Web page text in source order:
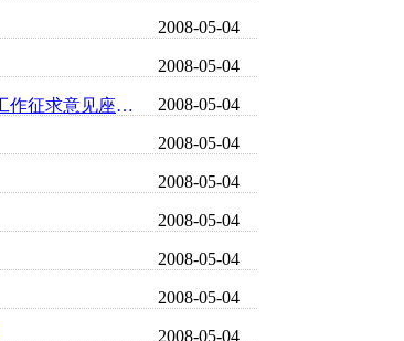
2008-05-04
2008-05-04
伊川县人大常委会召开县城区街道命名及单位楼院居民住户编号挂牌工作征求意见座谈会 2008-05-04
2008-05-04
2008-05-04
2008-05-04
2008-05-04
2008-05-04
2008-05-04